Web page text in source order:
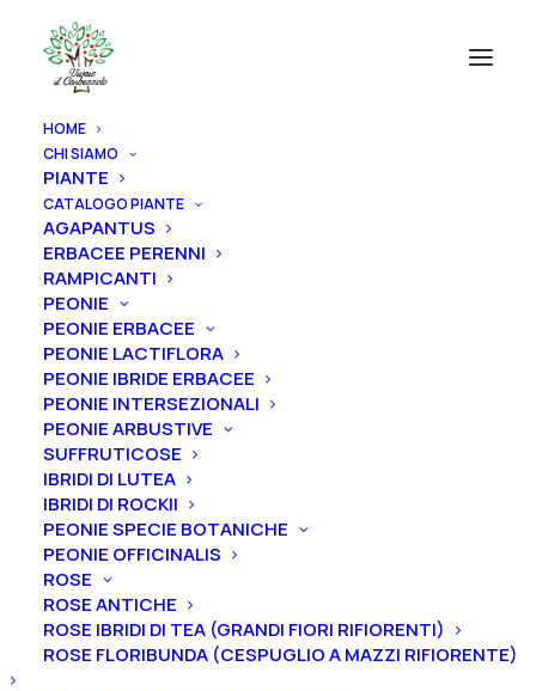
HOME
CHI SIAMO
PIANTE
CATALOGO PIANTE
AGAPANTUS
ERBACEE PERENNI
RAMPICANTI
PEONIE
PEONIE ERBACEE
PEONIE LACTIFLORA
PEONIE IBRIDE ERBACEE
PEONIE INTERSEZIONALI
PEONIE ARBUSTIVE
SUFFRUTICOSE
IBRIDI DI LUTEA
IBRIDI DI ROCKII
PEONIE SPECIE BOTANICHE
PEONIE OFFICINALIS
ROSE
ROSE ANTICHE
ROSE IBRIDI DI TEA (GRANDI FIORI RIFIORENTI)
ROSE FLORIBUNDA (CESPUGLIO A MAZZI RIFIORENTE)
Home Alberi Alberi da Frutto Peri Pero “Angelica”